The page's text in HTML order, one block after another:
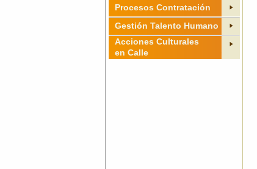
Procesos Contratación
Gestión Talento Humano
Acciones Culturales
en Calle